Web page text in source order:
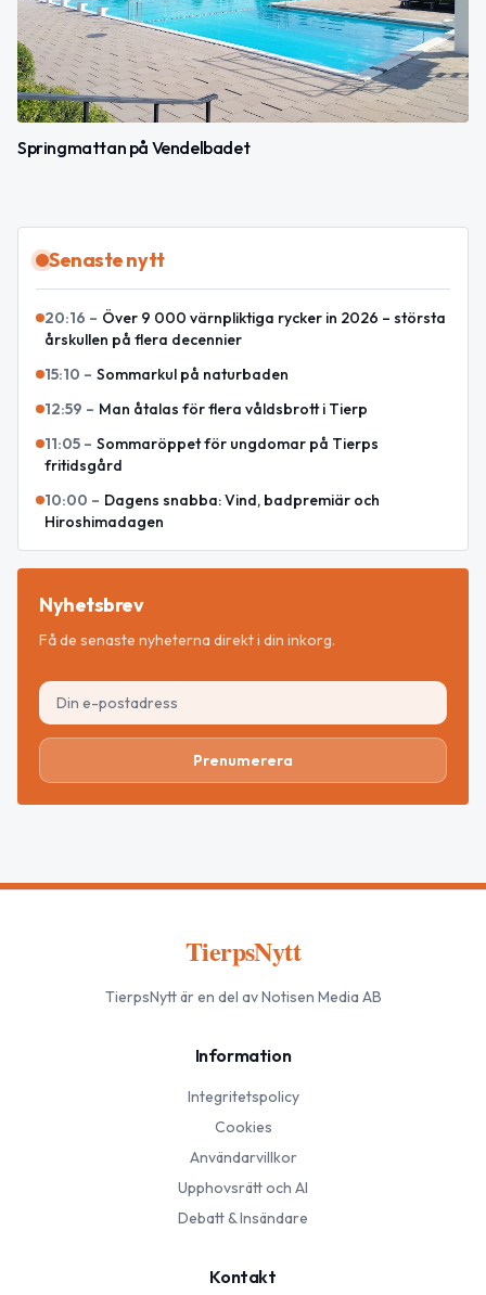
Springmattan på Vendelbadet
Senaste nytt
20:16 – Över 9 000 värnpliktiga rycker in 2026 – största
årskullen på flera decennier
15:10 – Sommarkul på naturbaden
12:59 – Man åtalas för flera våldsbrott i Tierp
11:05 – Sommaröppet för ungdomar på Tierps
fritidsgård
10:00 – Dagens snabba: Vind, badpremiär och
Hiroshimadagen
Nyhetsbrev
Få de senaste nyheterna direkt i din inkorg.
Prenumerera
TierpsNytt
TierpsNyttär en del av Notisen Media AB
Information
Integritetspolicy
Cookies
Användarvillkor
Upphovsrätt och AI
Debatt & Insändare
Kontakt